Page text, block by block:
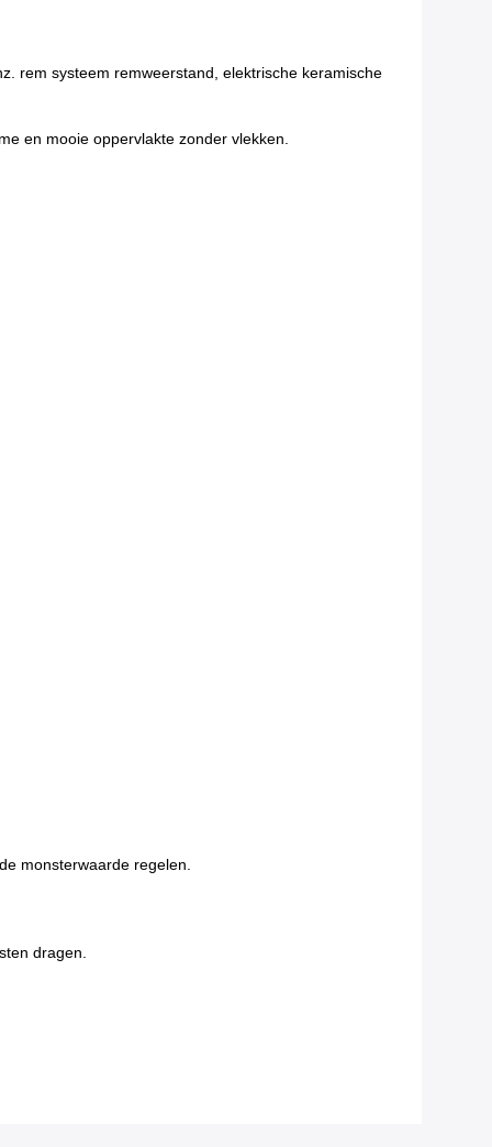
rem systeem remweerstand, elektrische keramische
en mooie oppervlakte zonder vlekken.
monsterwaarde regelen.
dragen.